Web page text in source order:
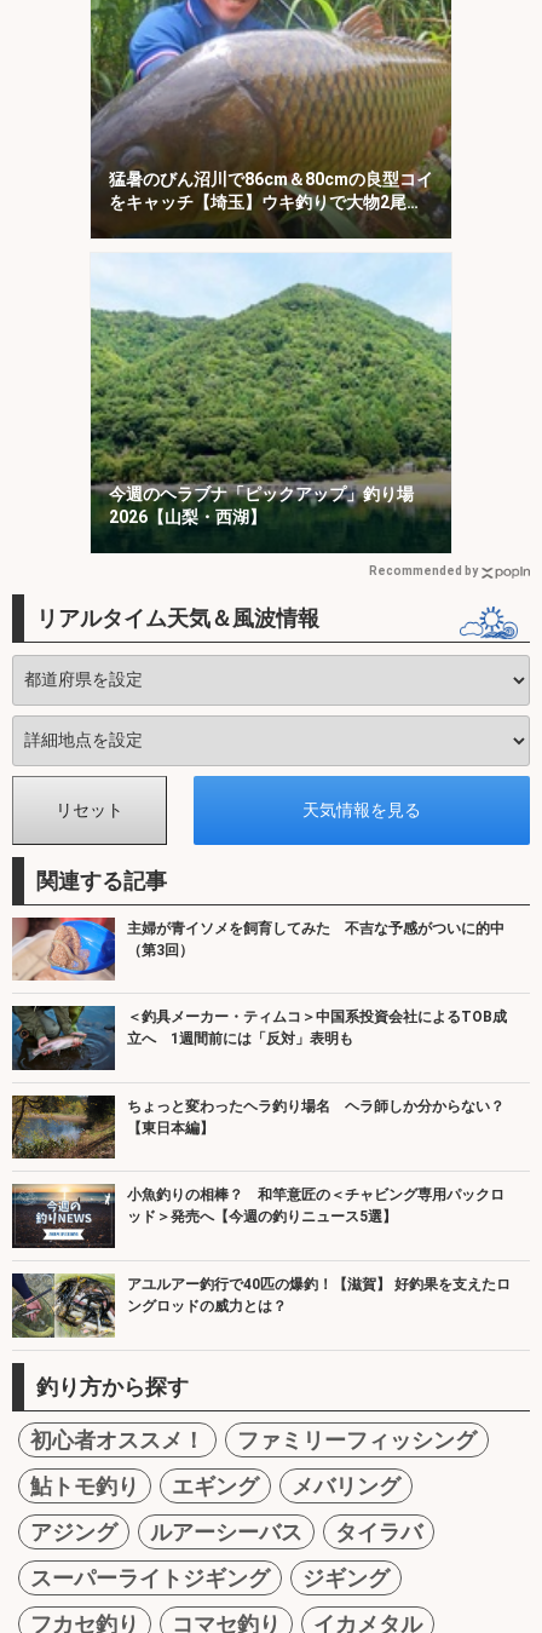
猛暑のびん沼川で86cm＆80cmの良型コイ
をキャッチ【埼玉】ウキ釣りで大物2尾を
今週のヘラブナ「ピックアップ」釣り場
2026【山梨・西湖】
Recommended by
リアルタイム天気＆風波情報
関連する記事
主婦が青イソメを飼育してみた 不吉な予感がついに的中
（第3回）
＜釣具メーカー・ティムコ＞中国系投資会社によるTOB成
立へ 1週間前には「反対」表明も
ちょっと変わったヘラ釣り場名 ヘラ師しか分からない？
【東日本編】
小魚釣りの相棒？ 和竿意匠の＜チャビング専用パックロ
ッド＞発売へ【今週の釣りニュース5選】
アユルアー釣行で40匹の爆釣！【滋賀】 好釣果を支えたロ
ングロッドの威力とは？
釣り方から探す
初心者オススメ！
ファミリーフィッシング
鮎トモ釣り
エギング
メバリング
アジング
ルアーシーバス
タイラバ
スーパーライトジギング
ジギング
フカセ釣り
コマセ釣り
イカメタル